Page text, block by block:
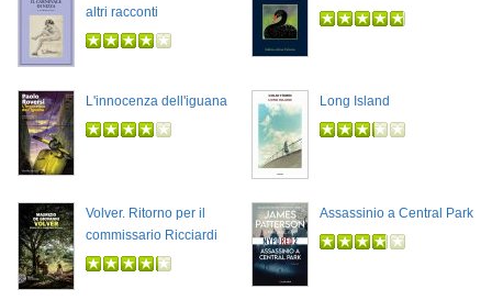
altri racconti
L'innocenza dell'iguana Long Island
Volver. Ritorno per il
commissario Ricciardi
Assassinio a Central Park